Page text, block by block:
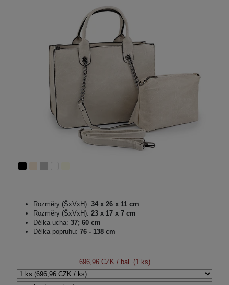
Rozměry (ŠxVxH): 34 x 26 x 11 cm
Rozměry (ŠxVxH): 23 x 17 x 7 cm
Délka ucha: 37; 60 cm
Délka popruhu: 76 - 138 cm
696,96 CZK / bal. (1 ks)